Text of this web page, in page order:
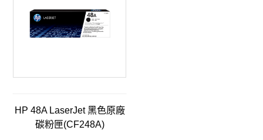
HP 48A LaserJet 黑色原廠
碳粉匣(CF248A)